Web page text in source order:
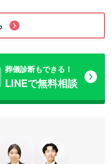
葬儀診断もできる！
LINEで無料相談